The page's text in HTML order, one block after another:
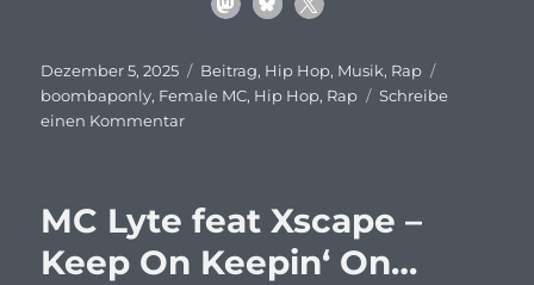
Veröffentlicht
am
Dezember 5, 2025 Kategorien
Beitrag, Hip Hop, Musik, Rap
boombaponly, Female MC, Hip Hop, Rap
Schreibe
einen Kommentarzu
Just
Day…
MC Lyte feat Xscape –
Keep On Keepin‘ On…